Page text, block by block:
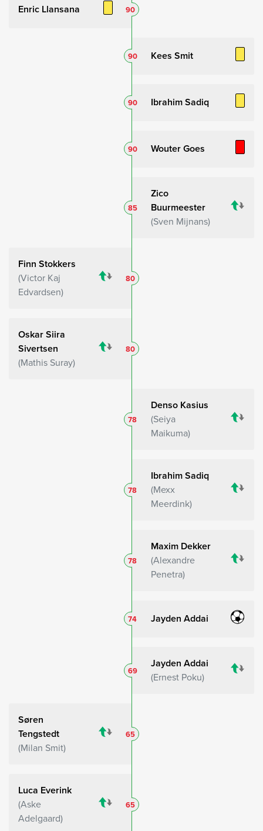
Enric Llansana 90
Kees Smit
90
Ibrahim Sadiq
90
Wouter Goes
90
Zico
Buurmeester
Sven Mijnans
85
Finn Stokkers
Victor Kaj
Edvardsen
80
Oskar Siira
Sivertsen
Mathis Suray
80
Denso Kasius
Seiya
Maikuma
78
Ibrahim Sadiq
Mexx
Meerdink
78
Maxim Dekker
Alexandre
Penetra
78
Jayden Addai
74
Jayden Addai
Ernest Poku
69
Søren
Tengstedt
Milan Smit
65
Luca Everink
Aske
Adelgaard
65